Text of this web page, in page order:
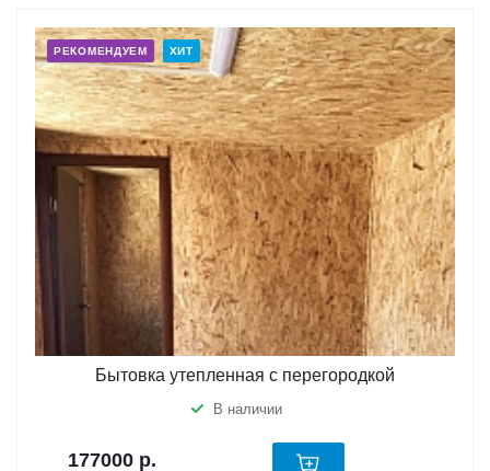
РЕКОМЕНДУЕМ ХИТ
Бытовка утепленная с перегородкой
В наличии
177000 р.